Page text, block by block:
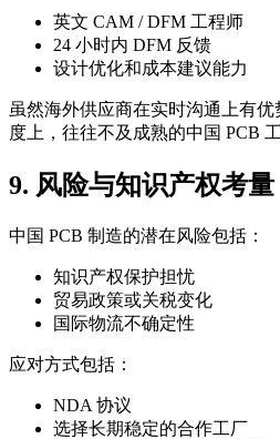
英文 CAM / DFM 工程师
24 小时内 DFM 反馈
设计优化和成本建议能力
虽然海外供应商在实时沟通上有
度上，往往不及成熟的中国 PCB 工
9. 风险与知识产权考量
中国 PCB 制造的潜在风险包括：
知识产权保护担忧
贸易政策或关税变化
国际物流不确定性
应对方式包括：
NDA 协议
选择长期稳定的合作工厂